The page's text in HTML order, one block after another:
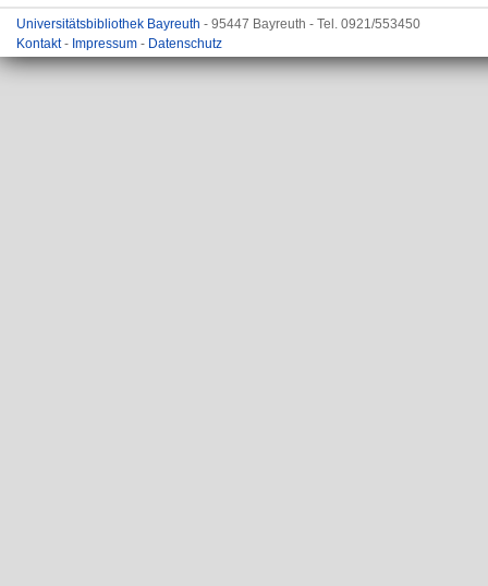
Universitätsbibliothek Bayreuth - 95447 Bayreuth - Tel. 0921/553450
Kontakt- Impressum - Datenschutz